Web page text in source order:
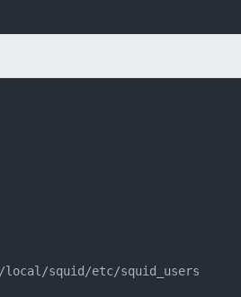
local/squid/etc/squid_users